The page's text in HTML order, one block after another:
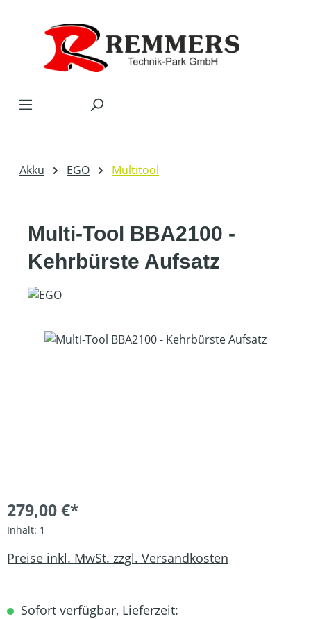
Akku EGO Multitool
Multi-Tool BBA2100 -
Kehrbürste Aufsatz
Bildergalerie überspringen
279,00 €*
Inhalt: 1
Preise inkl. MwSt. zzgl. Versandkosten
Sofort verfügbar, Lieferzeit: